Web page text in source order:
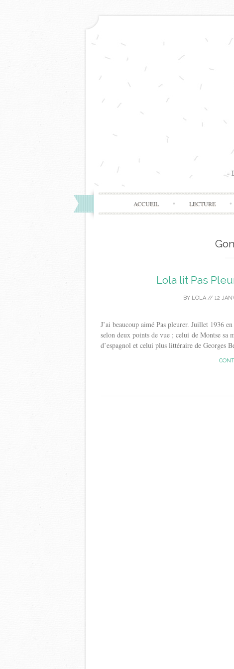
ACCUEIL LECTURE
Lola lit Pas
BY LOLA// 12
J’ai beaucoup aimé Pas pleurer. Juillet 1936
selon deux points de vue ; celui de Montse sa
d’espagnol et celui plus littéraire de Georges